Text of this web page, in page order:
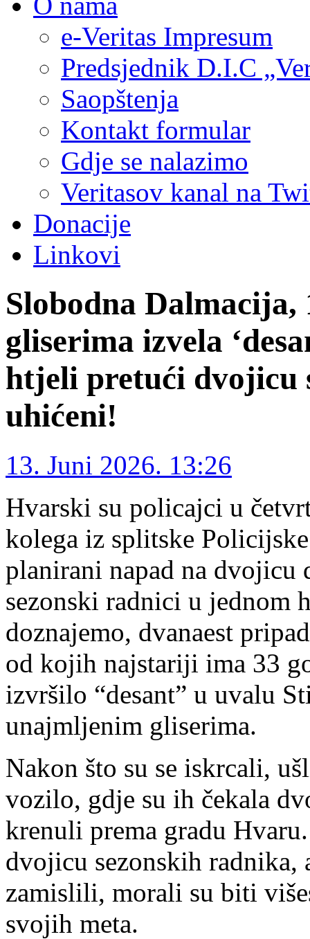
e-Veritas Impresum
Predsjednik D.I.C
Saopštenja
Kontakt formular
Gdje se nalazimo
Veritasov kanal na
Donacije
Linkovi
Slobodna Dalmacija,
gliserima izvela
htjeli pretući dvojicu
uhićeni!
13. Juni 2026. 13:26
Hvarski su policajci u
kolega iz splitske
planirani napad na dvojicu
sezonski radnici u jednom
doznajemo, dvanaest
od kojih najstariji ima 33
izvršilo “desant” u uvalu
unajmljenim gliserima.
Nakon što su se iskrcali,
vozilo, gdje su ih čekala
krenuli prema gradu
dvojicu sezonskih radnika,
zamislili, morali su biti
svojih meta.